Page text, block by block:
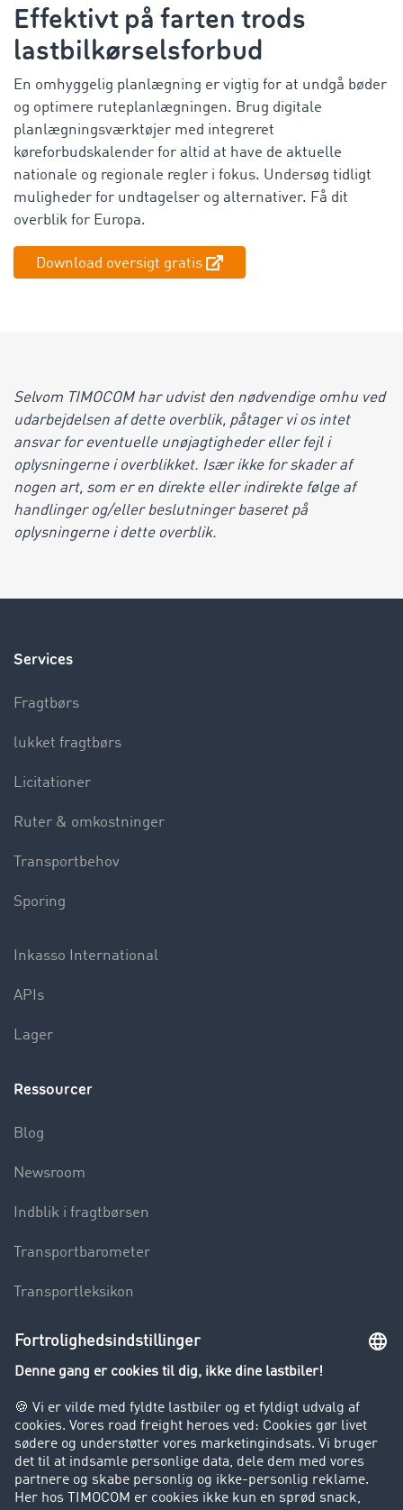
Effektivt på farten trods
lastbilkørselsforbud
En omhyggelig planlægning er vigtig for at undgå bøder
og optimere ruteplanlægningen. Brug digitale
planlægningsværktøjer med integreret
køreforbudskalender for altid at have de aktuelle
nationale og regionale regler i fokus. Undersøg tidligt
muligheder for undtagelser og alternativer. Få dit
overblik for Europa.
Download oversigt gratis
Selvom TIMOCOM har udvist den nødvendige omhu ved
udarbejdelsen af dette overblik, påtager vi os intet
ansvar for eventuelle unøjagtigheder eller fejl i
oplysningerne i overblikket. Især ikke for skader af
nogen art, som er en direkte eller indirekte følge af
handlinger og/eller beslutninger baseret på
oplysningerne i dette overblik.
Services
Fragtbørs
lukket fragtbørs
Licitationer
Ruter & omkostninger
Transportbehov
Sporing
Inkasso International
APIs
Lager
Ressourcer
Blog
Newsroom
Indblik i fragtbørsen
Transportbarometer
Transportleksikon
Lastbilkørsel forbudt
Kunder hverver kunder
Success Stories